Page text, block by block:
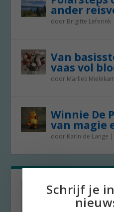
ander
door Brigitte Leferink
Van
vaas vol
door Marlies
Winnie De
van magie
door Karin de Lange
Schrijf je